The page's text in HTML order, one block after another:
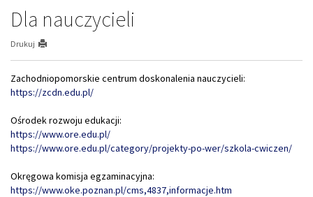
Dla nauczycieli
Drukuj
Zachodniopomorskie centrum doskonalenia nauczycieli:
https://zcdn.edu.pl/
Ośrodek rozwoju edukacji:
https://www.ore.edu.pl/
https://www.ore.edu.pl/category/projekty-po-wer/szkola-cwiczen/
Okręgowa komisja egzaminacyjna:
https://www.oke.poznan.pl/cms,4837,informacje.htm